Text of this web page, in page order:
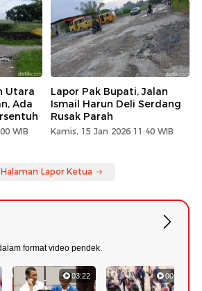
Utara
Ada
WIB
Lapor Pak Bupati, Jalan
Ismail Harun Deli Serdang
Rusak Parah
Kamis, 15 Jan 2026 11:40 WIB
Lapor Ketua
format video pendek.
03:22 00:42